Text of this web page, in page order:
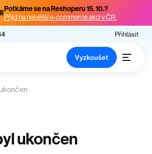
Potkáme se na Reshoperu 15. 10.?
Přijď na největší e-commerce akci v ČR.
Přihlásit
Vyzkoušet
ukončen